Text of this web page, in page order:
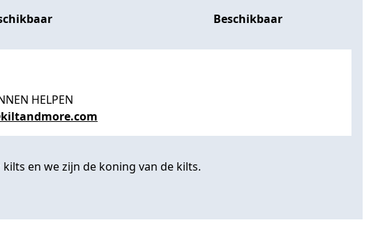
Beschikbaar
HELPEN
en we zijn de koning van de kilts.